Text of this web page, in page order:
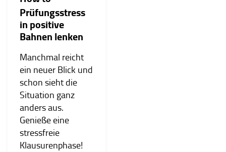
Prüfungsstress
in positive
Bahnen lenken
Manchmal reicht
ein neuer Blick und
schon sieht die
Situation ganz
anders aus.
Genieße eine
stressfreie
Klausurenphase!